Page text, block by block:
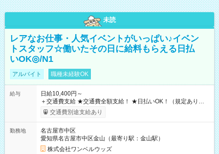
未読
レアなお仕事・人気イベントがいっぱい♪イベン
トスタッフ☆働いたその日に給料もらえる日払
いOK◎/N1
アルバイト 職種未経験OK
給与
日給10,400円～
＋交通費支給 ★交通費全額支給！ ★日払いOK！（規定あり） ┗
働いたその日に現金GET♪ お仕事後はコンビニATMから 日払
交通費別途支給あり
勤務地
名古屋市中区
愛知県名古屋市中区金山（最寄り駅：金山駅）
株式会社ワンベルウッズ